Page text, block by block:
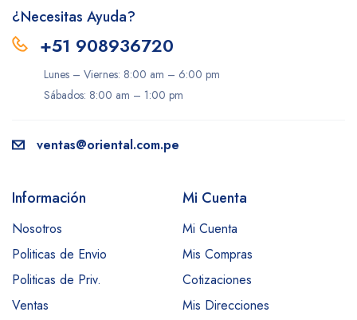
¿Necesitas Ayuda?
+51 908936720
Lunes – Viernes: 8:00 am – 6:00 pm
Sábados: 8:00 am – 1:00 pm
ventas@oriental.com.pe
Información
Nosotros
Politicas de Envio
Politicas de Priv.
Ventas
Mi Cuenta
Mi Cuenta
Mis Compras
Cotizaciones
Mis Direcciones